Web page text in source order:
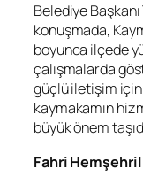
Belediye
konuşmada,
boyunca ilçede
çalışmalarda
güçlü iletişim
kaymakamın
büyük önem
Fahri